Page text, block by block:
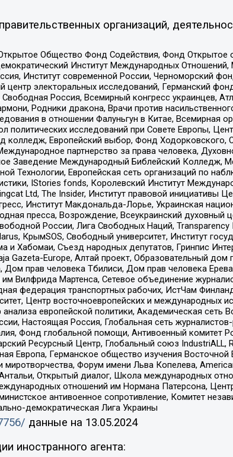
организаций,
Общество Фонд Содействия, Фонд
Институт Международных Отношений,
Институт современной России, Черноморский
электоральных исследований, Германский
Россия, Всемирный конгресс украинцев,
Родники дракона, Врачи против
в отношении Фалуньгун в Китае, Всемирная
политических исследований при Совете Европы,
колледж, Европейский выбор, Фонд
партнерство за права человека,
Заведение Международный Библейский Колледж,
Технологии, Европейская сеть организаций по
IStories fonds, Королевский Институт
Ltd, The Insider, Институт правовой инициативы
Институт Макдональда-Лорье, Украинская
пресса, Возрождение, Всеукраинский духовный
России, Лига Свободных Наций,
КрымSOS, Свободный университет, Институт
и Хабомаи, Съезд народных депутатов, Гринпис
Gazeta-Europe, Алтай проект, Образовательный
прав человека Тбилиси, Дом прав человека
Вилфрида Мартенса, Сетевое объединение
федерация транспортных рабочих, ИстЧам
Центр восточноевропейских и
европейской политики, Академическая сеть
Настоящая Россия, Глобальная сеть
Фонд глобальной помощи, Антивоенный комитет
Ресурсный Центр, Глобальный союз IndustriALL,
Европа, Германское общество изучения
Форум имени Льва Копелева,
Открытый диалог, Школа международных
отношений им Нормана Патерсона,
антивоенное сопротивление, Комитет
демократическая Лига Украины
данные на 13.05.2024
иностранного агента: